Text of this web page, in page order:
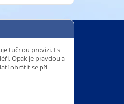
tučnou provizi. I s
Opak je pravdou a
obrátit se při